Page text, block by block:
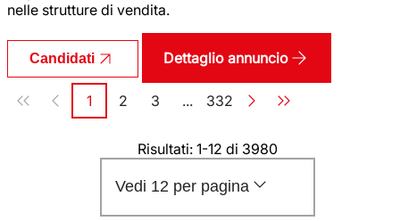
nelle strutture di vendita.
Candidati Dettaglio annuncio
Paginazione
Pagina
1 Pagina
2 Pagina
3 ... Pagina
332
Risultati: 1-12 di 3980
Vedi 12 per pagina